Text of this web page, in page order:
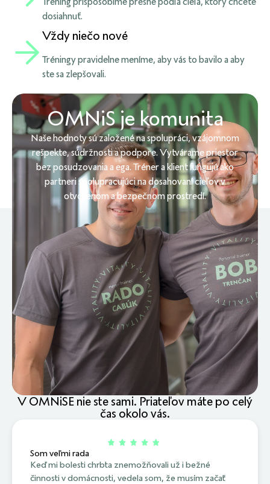
dosiahnuť.
Vždy niečo nové
Tréningy pravidelne meníme, aby vás to bavilo a aby
ste sa zlepšovali.
OMNiS je komunita
Naše hodnoty sú založené na spolupráci, vzájomnom
rešpekte, súdržnosti a podpore. Vytvárame priestor
bez posudzovania a ega. Tréner a klient fungujú ako
partneri spolupracujúci na dosahovaní cieľov v
otvorenom a bezpečnom prostredí.
V OMNiSE nie ste sami. Priateľov máte po celý
čas okolo vás.
Som veľmi rada
Keď mi bolesti chrbta znemožňovali už i bežné
činnosti v domácnosti, vedela som, že musím začať